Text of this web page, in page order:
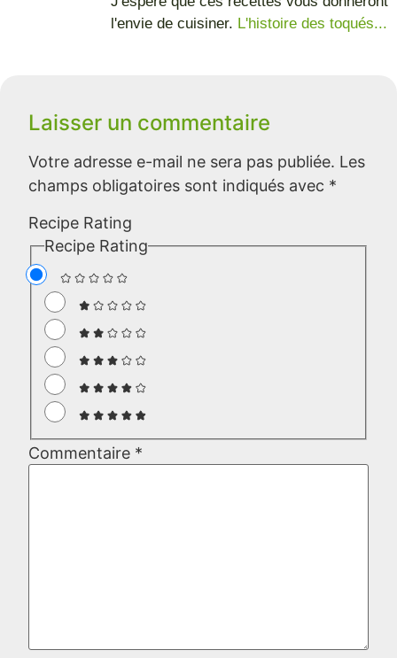
l'envie de cuisiner. L'histoire des toqués...
Laisser un commentaire
Votre adresse e-mail ne sera pas publiée. Les
champs obligatoires sont indiqués avec *
Recipe Rating
Recipe Rating
Commentaire *